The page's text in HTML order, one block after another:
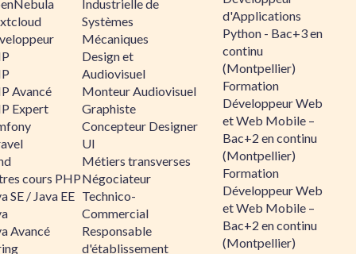
Avancé
Expert
cours PHP
SE / Java EE
Avancé
Industrielle de
Systèmes
Mécaniques
Design et
Audiovisuel
Monteur Audiovisuel
Graphiste
Concepteur Designer
UI
Métiers transverses
Négociateur
Technico-
Commercial
Responsable
d'établissement
d'Applications
Python - Bac+3 en
continu
(Montpellier)
Formation
Développeur Web
et Web Mobile –
Bac+2 en continu
(Montpellier)
Formation
Développeur Web
et Web Mobile –
Bac+2 en continu
(Montpellier)